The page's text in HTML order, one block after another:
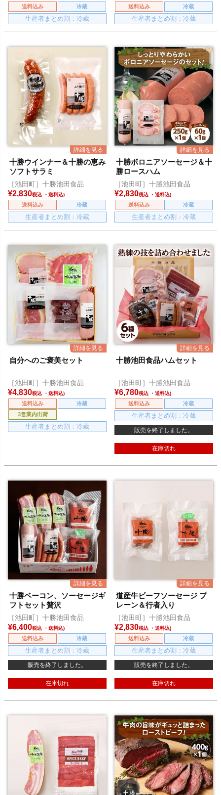
送料込み 冷蔵
生産者まとめ割：冷蔵
送料込み 冷蔵
生産者まとめ割：冷蔵
十勝ウインナー＆十勝の恵み
ソフトサラミ
［池田町］十勝池田食品
¥2,830税込
送料込み 冷蔵
生産者まとめ割：冷蔵
十勝ボロニアソーセージ＆十
勝ロースハム
［池田町］十勝池田食品
¥2,830税込
送料込み 冷蔵
生産者まとめ割：冷蔵
自分へのご褒美セット
［池田町］十勝池田食品
¥4,830税込
送料込み
冷蔵
3営業内出荷
生産者まとめ割：冷蔵
十勝池田食品ハムセット
［池田町］十勝池田食品
¥6,780税込
送料込み 冷蔵
生産者まとめ割：冷蔵
販売を終了しました。
在庫切れ
十勝ベーコン、ソーセージギ
フトセット贅沢
［池田町］十勝池田食品
¥6,400税込
送料込み 冷蔵
生産者まとめ割：冷蔵
販売を終了しました。
在庫切れ
道産牛ビーフソーセージ プ
レーン＆行者入り
［池田町］十勝池田食品
¥2,830税込
送料込み 冷蔵
生産者まとめ割：冷蔵
販売を終了しました。
在庫切れ